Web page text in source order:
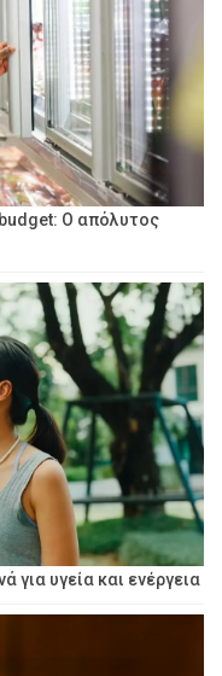
Ο απόλυτος
για υγεία και ενέργεια